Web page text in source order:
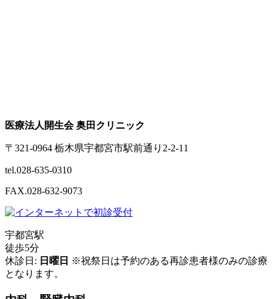
医療法人開生会 奥田クリニック
〒321-0964 栃木県宇都宮市駅前通り2-2-11
tel.028-635-0310
FAX.028-632-9073
宇都宮駅
徒歩5分
休診日: 日曜日 ※祝祭日は予約のある再診患者様のみの診療
となります。